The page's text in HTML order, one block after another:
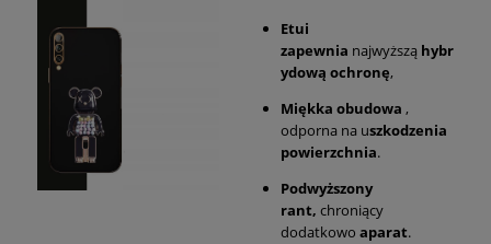
Etui
zapewnia najwyższą hybr
ydową ochronę,
Miękka obudowa ,
odporna na uszkodzenia
powierzchnia.
Podwyższony
rant, chroniący
dodatkowo aparat.